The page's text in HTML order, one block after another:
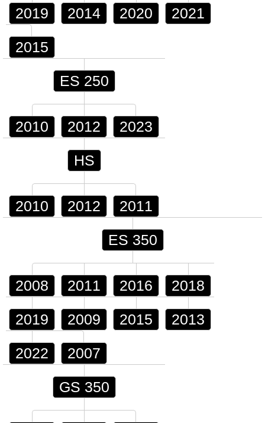
2019 2014 2020 2021
2015
ES 250
2010 2012 2023
HS
2010 2012 2011
ES 350
2008 2011 2016 2018
2019 2009 2015 2013
2022 2007
GS 350